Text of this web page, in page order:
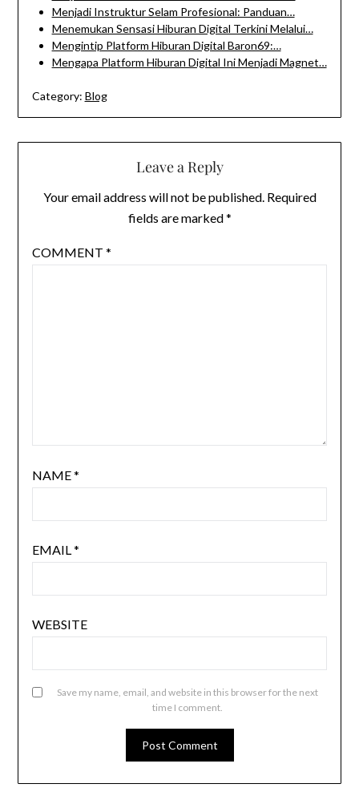
Menjadi Instruktur Selam Profesional: Panduan…
Menemukan Sensasi Hiburan Digital Terkini Melalui…
Mengintip Platform Hiburan Digital Baron69:…
Mengapa Platform Hiburan Digital Ini Menjadi Magnet…
Category: Blog
Leave a Reply
Your email address will not be published. Required
fields are marked*
COMMENT *
NAME*
EMAIL*
WEBSITE
Save my name, email, and website in this browser for the next
time I comment.